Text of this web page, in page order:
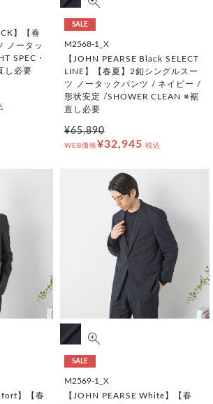
】【春
ノータッ
SPEC・
し必要
SALE
M2568-1_X
【JOHN PEARSE Black SELECT
LINE】【春夏】2釦シングルスー
ツ ノータックパンツ / ネイビー /
形状安定 /SHOWER CLEAN ※裾
直し必要
¥65,890
WEB価格¥32,945 税込
】【春
SALE
M2569-1_X
【JOHN PEARSE White】【春